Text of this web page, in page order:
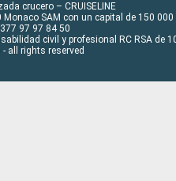
crucero – CRUISELINE
SAM con un capital de 150 000
97 97 84 50
civil y profesional RC RSA de
- all rights reserved